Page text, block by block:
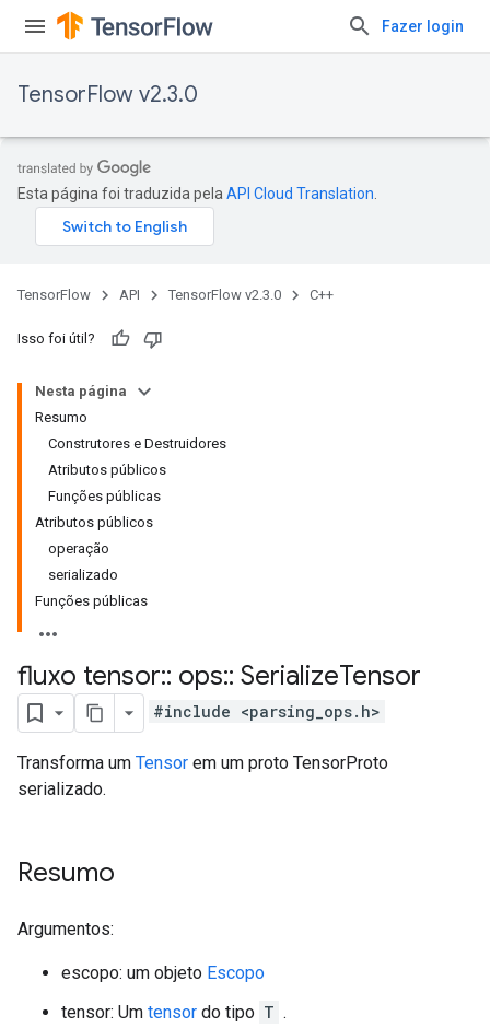
Fazer login
TensorFlow v2.3.0
Esta página foi traduzida pela API Cloud Translation
TensorFlow API TensorFlow v2.3.0 C++
Isso foi útil?
Nesta página
Resumo
Construtores e Destruidores
Atributos públicos
Funções públicas
Atributos públicos
operação
serializado
Funções públicas
fluxo tensor:: ops:: SerializeTensor
#include <parsing_ops.h>
Transforma um Tensor em um proto TensorProto
serializado.
Resumo
Argumentos:
escopo: um objeto Escopo
tensor: Um tensor do tipo T .